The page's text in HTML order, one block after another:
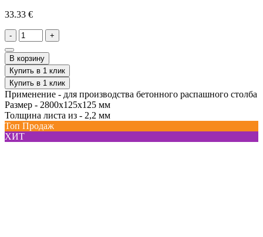
33.33 €
- +
В корзину
Купить в 1 клик
Купить в 1 клик
Применение - для производства бетонного распашного столба
Размер - 2800х125х125 мм
Толщина листа из - 2,2 мм
Топ Продаж
ХИТ